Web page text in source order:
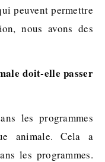
peuvent permettre
nous avons des
doit-elle passer
les programmes
animale. Cela a
les programmes.